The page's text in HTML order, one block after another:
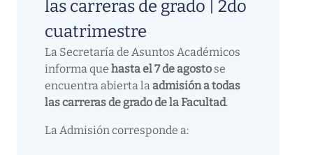
las carreras de grado | 2do
cuatrimestre
La Secretaría de Asuntos Académicos
informa que hasta el 7 de agosto se
encuentra abierta la admisión a todas
las carreras de grado de la Facultad.
La Admisión corresponde a: